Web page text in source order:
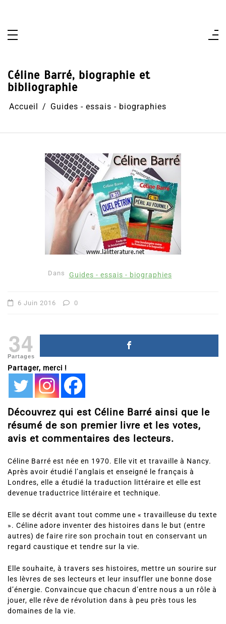
Céline Barré, biographie et
bibliographie
Accueil Guides - essais - biographies
Dans Guides - essais - biographies
6 Juin 2016 0
34
Partages
Partager, merci !
Découvrez qui est Céline Barré ainsi que le
résumé de son premier livre et les votes,
avis et commentaires des lecteurs.
Céline Barré est née en 1970. Elle vit et travaille à Nancy.
Après avoir étudié l’anglais et enseigné le français à
Londres, elle a étudié la traduction littéraire et elle est
devenue traductrice littéraire et technique.
Elle se décrit avant tout comme une « travailleuse du texte
». Céline adore inventer des histoires dans le but (entre
autres) de faire rire son prochain tout en conservant un
regard caustique et tendre sur la vie.
Elle souhaite, à travers ses histoires, mettre un sourire sur
les lèvres de ses lecteurs et leur insuffler une bonne dose
d’énergie. Convaincue que chacun d’entre nous a un rôle à
jouer, elle rêve de révolution dans à peu près tous les
domaines de la vie.